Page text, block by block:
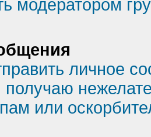
модератором
личное
получаю
или